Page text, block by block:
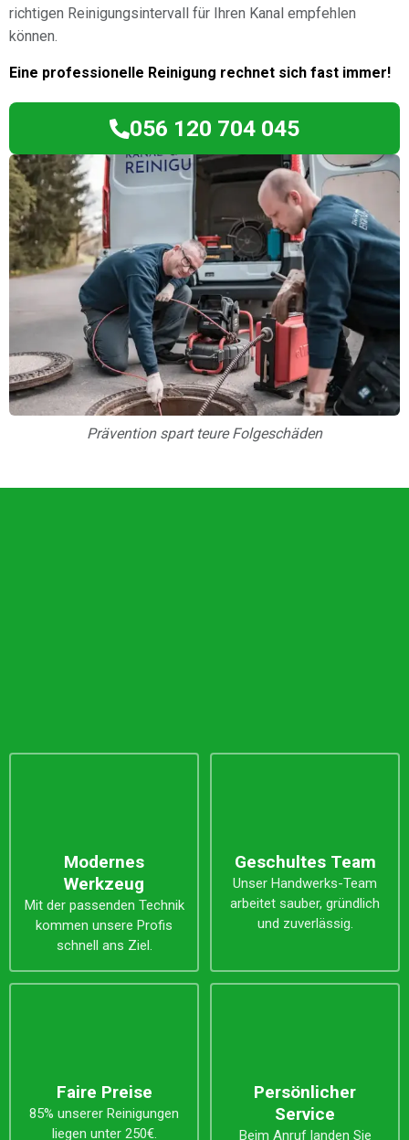
Prävention spart teure Folgeschäden
richtigen Reinigungsintervall für Ihren Kanal empfehlen
können.
Eine professionelle Reinigung rechnet sich fast immer!
056 120 704 045
Modernes
Werkzeug
Mit der passenden Technik
kommen unsere Profis
schnell ans Ziel.
Geschultes Team
Unser Handwerks-Team
arbeitet sauber, gründlich
und zuverlässig.
Faire Preise
85% unserer Reinigungen
liegen unter 250€.
Persönlicher
Service
Beim Anruf landen Sie